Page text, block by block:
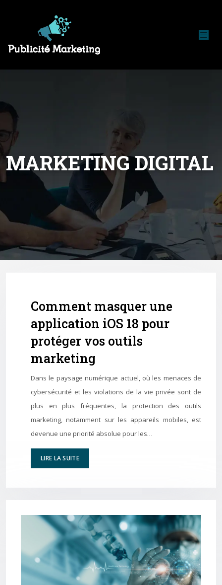
MARKETING DIGITAL
Comment masquer une
application iOS 18 pour
protéger vos outils
marketing
Dans le paysage numérique actuel, où les menaces de
cybersécurité et les violations de la vie privée sont de
plus en plus fréquentes, la protection des outils
marketing, notamment sur les appareils mobiles, est
devenue une priorité absolue pour les…
LIRE LA SUITE